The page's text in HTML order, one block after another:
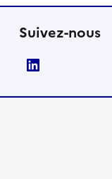
Suivez-nous